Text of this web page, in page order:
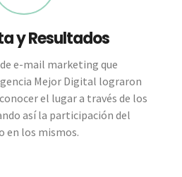
y Resultados
e-mail marketing que
Mejor Digital lograron
el lugar a través de los
así la participación del
en los mismos.